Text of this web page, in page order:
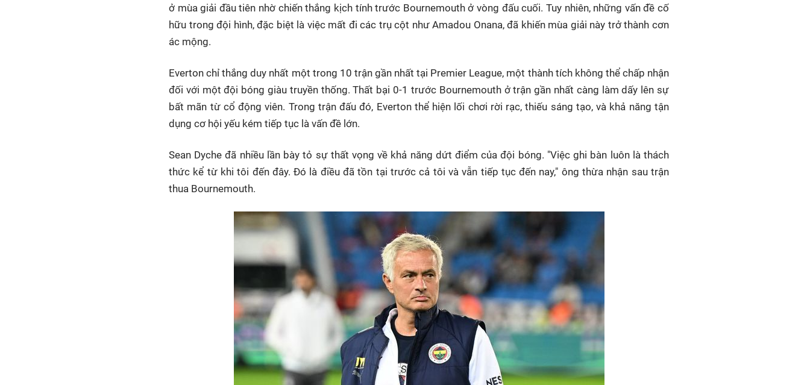
ở mùa giải đầu tiên nhờ chiến thắng kịch tính trước Bournemouth ở vòng đấu cuối. Tuy nhiên, những vấn đề cố
hữu trong đội hình, đặc biệt là việc mất đi các trụ cột như Amadou Onana, đã khiến mùa giải này trở thành cơn
ác mộng.
Everton chỉ thắng duy nhất một trong 10 trận gần nhất tại Premier League, một thành tích không thể chấp nhận
đối với một đội bóng giàu truyền thống. Thất bại 0-1 trước Bournemouth ở trận gần nhất càng làm dấy lên sự
bất mãn từ cổ động viên. Trong trận đấu đó, Everton thể hiện lối chơi rời rạc, thiếu sáng tạo, và khả năng tận
dụng cơ hội yếu kém tiếp tục là vấn đề lớn.
Sean Dyche đã nhiều lần bày tỏ sự thất vọng về khả năng dứt điểm của đội bóng. "Việc ghi bàn luôn là thách
thức kể từ khi tôi đến đây. Đó là điều đã tồn tại trước cả tôi và vẫn tiếp tục đến nay," ông thừa nhận sau trận
thua Bournemouth.